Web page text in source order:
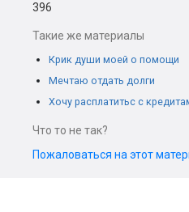
396
Такие же материалы
Крик души моей о помощи
Мечтаю отдать долги
Хочу расплатитьс с
Что то не так?
Пожаловаться на этот